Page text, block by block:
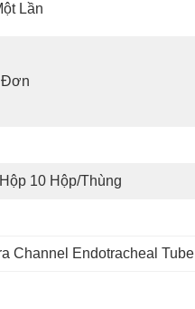
Lần
Đơn
10 Hộp/thùng
Channel Endotracheal Tube